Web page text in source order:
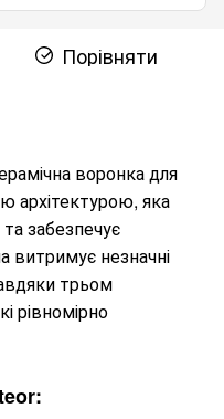
Порівняти
воронка для
архітектурою, яка
забезпечує
витримує незначні
трьом
рівномірно